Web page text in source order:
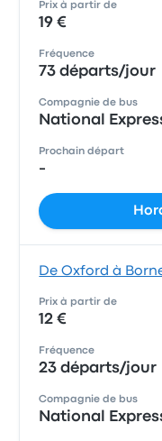
Prix à partir de
19 €
Fréquence
73 départs/jour
Compagnie de bus
National
Prochain départ
-
De Oxford à
Prix à partir de
12 €
Fréquence
23 départs/jour
Compagnie de bus
National